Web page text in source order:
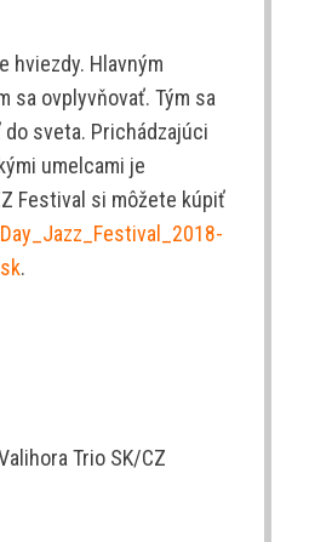
hviezdy. Hlavným
sa ovplyvňovať. Tým sa
sveta. Prichádzajúci
umelcami je
Festival si môžete kúpiť
.
Trio SK/CZ